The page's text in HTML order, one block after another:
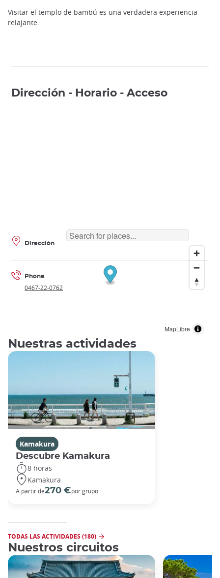
Visitar el templo de bambú es una verdadera experiencia
relajante.
Dirección - Horario - Acceso
MapLibre
Dirección
Phone
0467-22-0762
Nuestras actividades
Kamakura
Descubre Kamakura
8 horas
Kamakura
A partir de270 €por grupo
TODAS LAS ACTIVIDADES (180)
Nuestros circuitos